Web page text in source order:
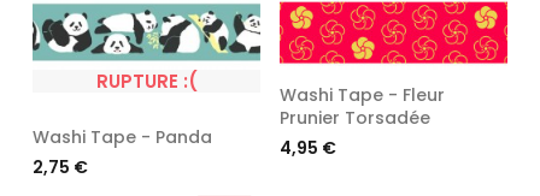
RUPTURE :(
Washi Tape - Panda
Prix
2,75 €
Washi Tape - Fleur
Prunier Torsadée
Prix
4,95 €